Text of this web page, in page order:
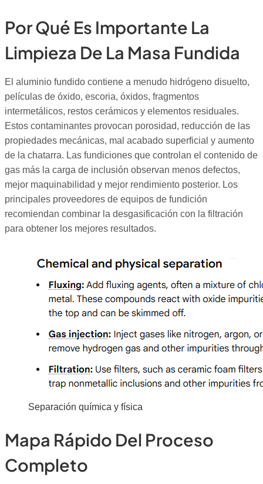
Por Qué Es Importante La
Limpieza De La Masa Fundida
El aluminio fundido contiene a menudo hidrógeno disuelto,
películas de óxido, escoria, óxidos, fragmentos
intermetálicos, restos cerámicos y elementos residuales.
Estos contaminantes provocan porosidad, reducción de las
propiedades mecánicas, mal acabado superficial y aumento
de la chatarra. Las fundiciones que controlan el contenido de
gas más la carga de inclusión observan menos defectos,
mejor maquinabilidad y mejor rendimiento posterior. Los
principales proveedores de equipos de fundición
recomiendan combinar la desgasificación con la filtración
para obtener los mejores resultados.
Separación química y física
Mapa Rápido Del Proceso
Completo